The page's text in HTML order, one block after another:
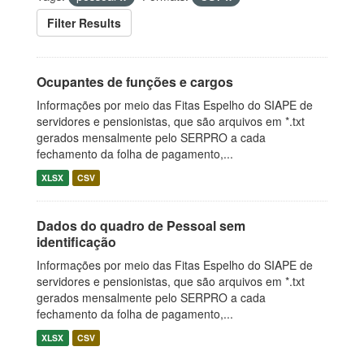
Filter Results
Ocupantes de funções e cargos
Informações por meio das Fitas Espelho do SIAPE de
servidores e pensionistas, que são arquivos em *.txt
gerados mensalmente pelo SERPRO a cada
fechamento da folha de pagamento,...
XLSX CSV
Dados do quadro de Pessoal sem
identificação
Informações por meio das Fitas Espelho do SIAPE de
servidores e pensionistas, que são arquivos em *.txt
gerados mensalmente pelo SERPRO a cada
fechamento da folha de pagamento,...
XLSX CSV